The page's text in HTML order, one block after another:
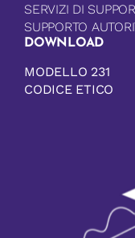
SERVIZI DI
SUPPORTO
DOWNLOAD
MODELLO 231
CODICE ETICO